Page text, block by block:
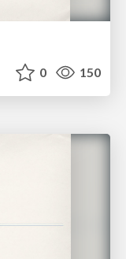
0 150